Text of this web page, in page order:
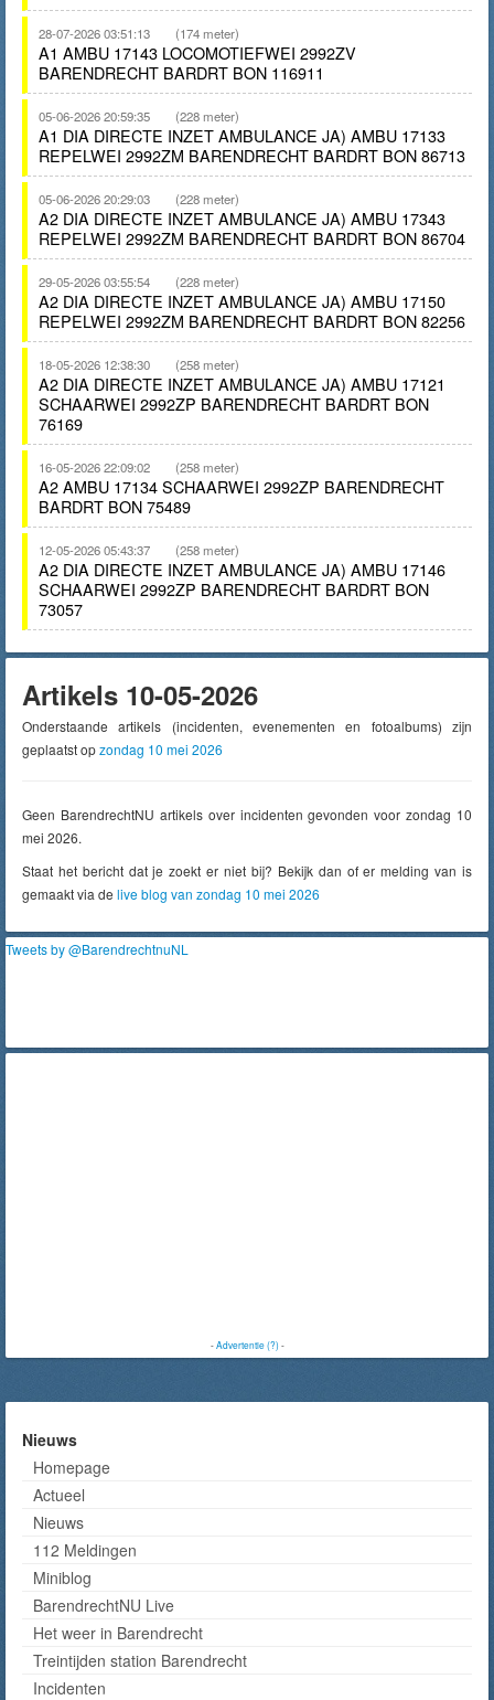
28-07-2026 03:51:13 (174 meter)
A1 AMBU 17143 LOCOMOTIEFWEI 2992ZV
BARENDRECHT BARDRT BON 116911
05-06-2026 20:59:35 (228 meter)
A1 DIA DIRECTE INZET AMBULANCE JA) AMBU 17133
REPELWEI 2992ZM BARENDRECHT BARDRT BON 86713
05-06-2026 20:29:03 (228 meter)
A2 DIA DIRECTE INZET AMBULANCE JA) AMBU 17343
REPELWEI 2992ZM BARENDRECHT BARDRT BON 86704
29-05-2026 03:55:54 (228 meter)
A2 DIA DIRECTE INZET AMBULANCE JA) AMBU 17150
REPELWEI 2992ZM BARENDRECHT BARDRT BON 82256
18-05-2026 12:38:30 (258 meter)
A2 DIA DIRECTE INZET AMBULANCE JA) AMBU 17121
SCHAARWEI 2992ZP BARENDRECHT BARDRT BON
76169
16-05-2026 22:09:02 (258 meter)
A2 AMBU 17134 SCHAARWEI 2992ZP BARENDRECHT
BARDRT BON 75489
12-05-2026 05:43:37 (258 meter)
A2 DIA DIRECTE INZET AMBULANCE JA) AMBU 17146
SCHAARWEI 2992ZP BARENDRECHT BARDRT BON
73057
Artikels 10-05-2026
Onderstaande artikels (incidenten, evenementen en fotoalbums) zijn
geplaatst opzondag 10 mei 2026
Geen BarendrechtNU artikels over incidenten gevonden voor zondag 10
mei 2026.
Staat het bericht dat je zoekt er niet bij? Bekijk dan of er melding van is
gemaakt via de live blog van zondag 10 mei 2026
Tweets by @BarendrechtnuNL
-Advertentie (?)-
Nieuws
Homepage
Actueel
Nieuws
112 Meldingen
Miniblog
BarendrechtNU Live
Het weer in Barendrecht
Treintijden station Barendrecht
Incidenten